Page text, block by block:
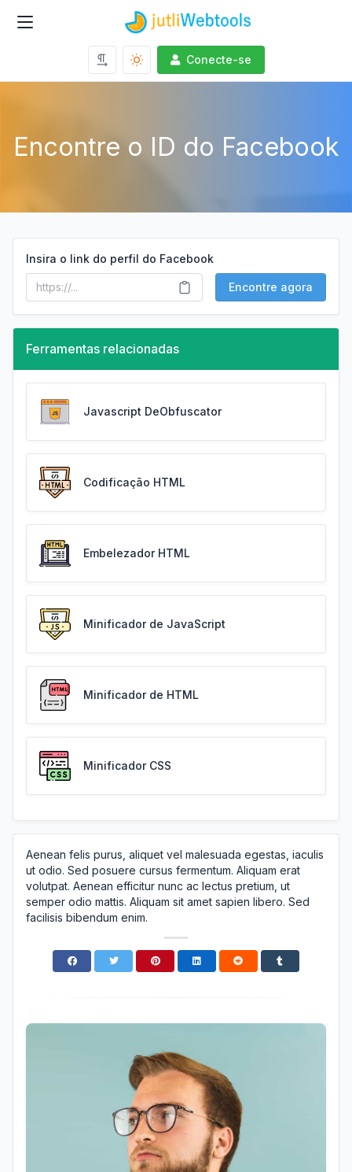
Conecte-se
Encontre o ID do Facebook
Insira o link do perfil do Facebook
Encontre agora
Ferramentas relacionadas
Javascript DeObfuscator
Codificação HTML
Embelezador HTML
Minificador de JavaScript
Minificador de HTML
Minificador CSS
Aenean felis purus, aliquet vel malesuada egestas, iaculis
ut odio. Sed posuere cursus fermentum. Aliquam erat
volutpat. Aenean efficitur nunc ac lectus pretium, ut
semper odio mattis. Aliquam sit amet sapien libero. Sed
facilisis bibendum enim.